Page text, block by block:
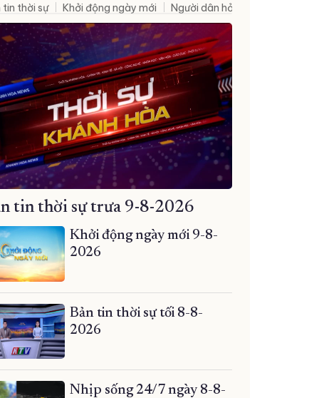
tin thời sự Khởi động ngày mới Người dân hỏi – Cơ quan nhà
tin thời sự trưa 9-8-2026
Khởi động ngày mới 9-8-
2026
Bản tin thời sự tối 8-8-
2026
Nhịp sống 24/7 ngày 8-8-